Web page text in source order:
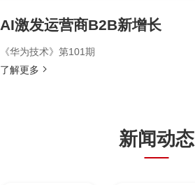
AI激发运营商B2B新增长
《华为技术》第101期
了解更多
新闻动态